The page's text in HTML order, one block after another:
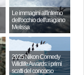
Le immagini all'interno
dell'occhio dell'uragano
Melissa
2025 Nikon Comedy
Wildlife Awards: i primi
scatti del concorso